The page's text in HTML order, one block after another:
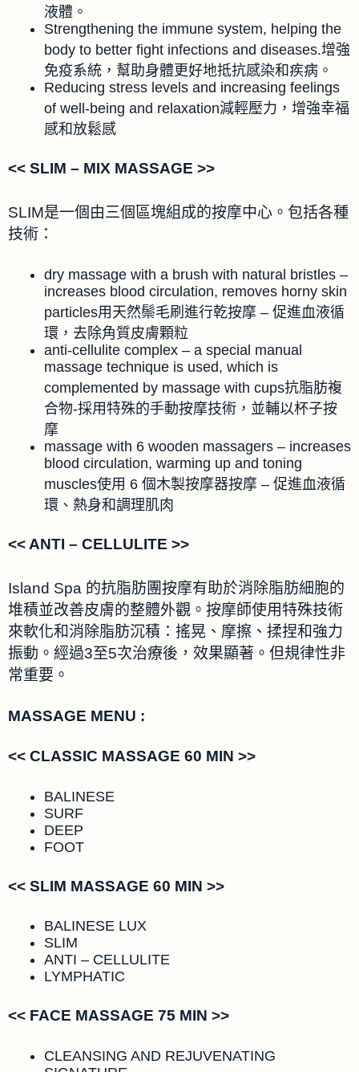
液體。
Strengthening the immune system, helping the
body to better fight infections and diseases.增強
免疫系統，幫助身體更好地抵抗感染和疾病。
Reducing stress levels and increasing feelings
of well-being and relaxation減輕壓力，增強幸福
感和放鬆感
<< SLIM – MIX MASSAGE >>
SLIM是一個由三個區塊組成的按摩中心。包括各種
技術：
dry massage with a brush with natural bristles –
increases blood circulation, removes horny skin
particles用天然鬃毛刷進行乾按摩 – 促進血液循
環，去除角質皮膚顆粒
anti-cellulite complex – a special manual
massage technique is used, which is
complemented by massage with cups抗脂肪複
合物-採用特殊的手動按摩技術，並輔以杯子按
摩
massage with 6 wooden massagers – increases
blood circulation, warming up and toning
muscles使用 6 個木製按摩器按摩 – 促進血液循
環、熱身和調理肌肉
<< ANTI – CELLULITE >>
Island Spa 的抗脂肪團按摩有助於消除脂肪細胞的
堆積並改善皮膚的整體外觀。按摩師使用特殊技術
來軟化和消除脂肪沉積：搖晃、摩擦、揉捏和強力
振動。經過3至5次治療後，效果顯著。但規律性非
常重要。
MASSAGE MENU :
<< CLASSIC MASSAGE 60 MIN >>
BALINESE
SURF
DEEP
FOOT
<< SLIM MASSAGE 60 MIN >>
BALINESE LUX
SLIM
ANTI – CELLULITE
LYMPHATIC
<< FACE MASSAGE 75 MIN >>
CLEANSING AND REJUVENATING